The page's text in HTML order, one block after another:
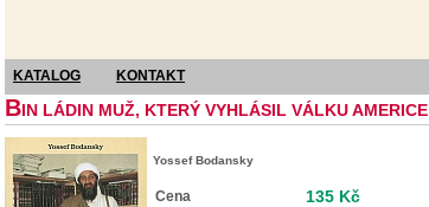
KATALOG KONTAKT
BIN LÁDIN MUŽ, KTERÝ VYHLÁSIL VÁLKU AMERICE
Yossef Bodansky
Cena 135 Kč